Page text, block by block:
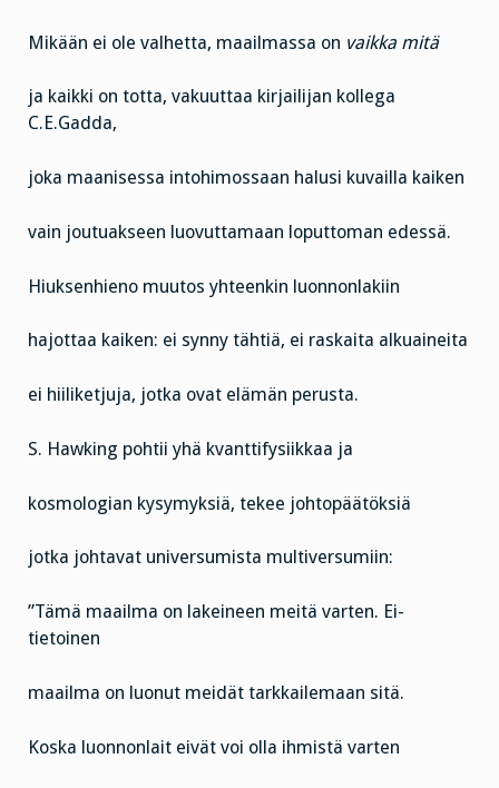
Mikään ei ole valhetta, maailmassa on vaikka mitä
ja kaikki on totta, vakuuttaa kirjailijan kollega
C.E.Gadda,
joka maanisessa intohimossaan halusi kuvailla kaiken
vain joutuakseen luovuttamaan loputtoman edessä.
Hiuksenhieno muutos yhteenkin luonnonlakiin
hajottaa kaiken: ei synny tähtiä, ei raskaita alkuaineita
ei hiiliketjuja, jotka ovat elämän perusta.
S. Hawking pohtii yhä kvanttifysiikkaa ja
kosmologian kysymyksiä, tekee johtopäätöksiä
jotka johtavat universumista multiversumiin:
”Tämä maailma on lakeineen meitä varten. Ei-
tietoinen
maailma on luonut meidät tarkkailemaan sitä.
Koska luonnonlait eivät voi olla ihmistä varten